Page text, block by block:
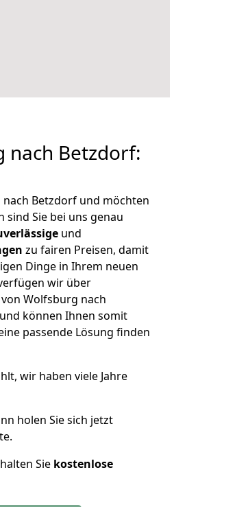
nach Betzdorf:
Betzdorf und möchten
sind Sie bei uns genau
und
zu fairen Preisen, damit
Dinge in Ihrem neuen
wir über
Wolfsburg nach
können Ihnen somit
passende Lösung finden
wir haben viele Jahre
holen Sie sich jetzt
Sie kostenlose